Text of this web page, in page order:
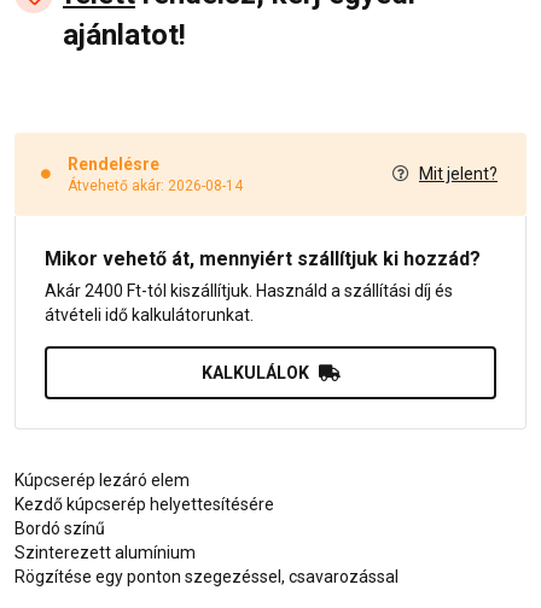
ajánlatot!
Rendelésre
Átvehető akár: 2026-08-14
Mit jelent?
Mikor vehető át, mennyiért szállítjuk ki hozzád?
Akár 2400 Ft-tól kiszállítjuk. Használd a szállítási díj és
átvételi idő kalkulátorunkat.
KALKULÁLOK
Kúpcserép lezáró elem
Kezdő kúpcserép helyettesítésére
Bordó színű
Szinterezett alumínium
Rögzítése egy ponton szegezéssel, csavarozással